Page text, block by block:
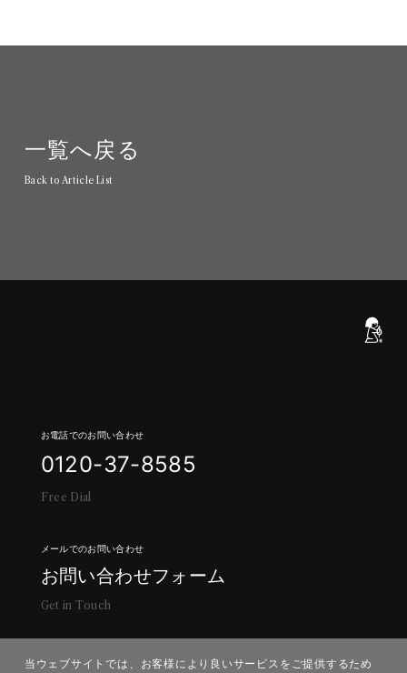
一覧へ戻 る
Back to Article List
お電話でのお問い合わせ
0120-37-8585
Fre e Dia
メールでのお問い合わせ
お問い合わせフ ォ ーム
Get in Tou c h
当ウェブサイトでは、お客様により良いサービスをご提供するため